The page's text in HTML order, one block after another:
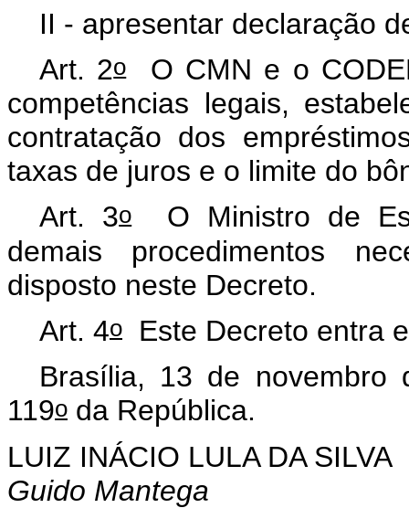
II - apresentar declaração
Art. 2oO CMN e o
competências legais,
contratação dos
taxas de juros e o limite do
Art. 3oO Ministro de
demais procedimentos
disposto neste Decreto.
Art. 4o Este Decreto entra
Brasília, 13 de novembro
119o da República.
LUIZ INÁCIO LULA DA SILVA
Guido Mantega